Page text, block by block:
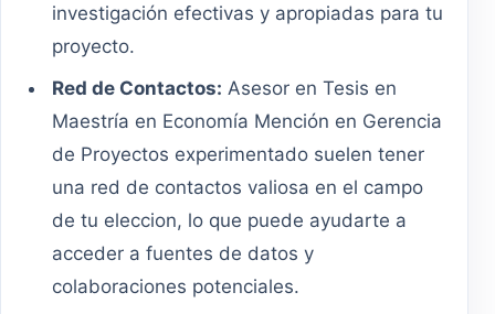
investigación efectivas y apropiadas para tu
proyecto.
Red de Contactos: Asesor en Tesis en
Maestría en Economía Mención en Gerencia
de Proyectos experimentado suelen tener
una red de contactos valiosa en el campo
de tu eleccion, lo que puede ayudarte a
acceder a fuentes de datos y
colaboraciones potenciales.